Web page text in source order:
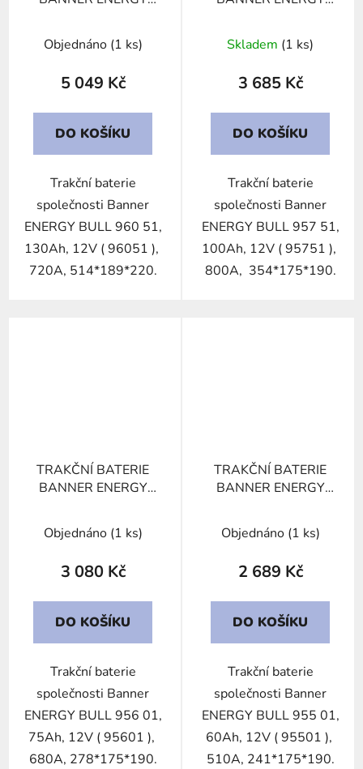
12V
Objednáno (1 ks)
5 049 Kč
DO KOŠÍKU
Trakční baterie
společnosti Banner
ENERGY BULL 960 51,
130Ah, 12V ( 96051 ),
720A, 514*189*220.
12V
Skladem (1 ks)
3 685 Kč
DO KOŠÍKU
Trakční baterie
společnosti Banner
ENERGY BULL 957 51,
100Ah, 12V ( 95751 ),
800A, 354*175*190.
TRAKČNÍ BATERIE
BANNER ENERGY
12V
Objednáno (1 ks)
3 080 Kč
DO KOŠÍKU
Trakční baterie
společnosti Banner
ENERGY BULL 956 01,
75Ah, 12V ( 95601 ),
680A, 278*175*190.
TRAKČNÍ BATERIE
BANNER ENERGY
12V
Objednáno (1 ks)
2 689 Kč
DO KOŠÍKU
Trakční baterie
společnosti Banner
ENERGY BULL 955 01,
60Ah, 12V ( 95501 ),
510A, 241*175*190.